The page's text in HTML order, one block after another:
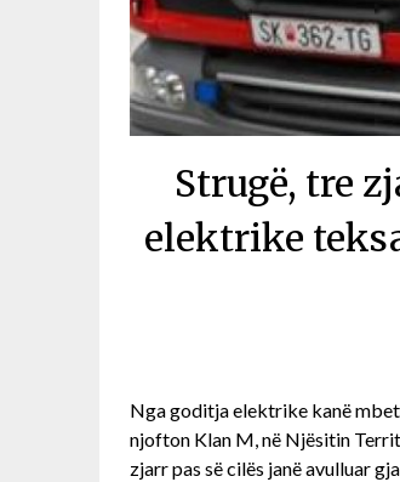
Strugë, tre
elektrike
Nga goditja elektrike kanë
njofton Klan M, në Njësitin
zjarr pas së cilës janë avulluar